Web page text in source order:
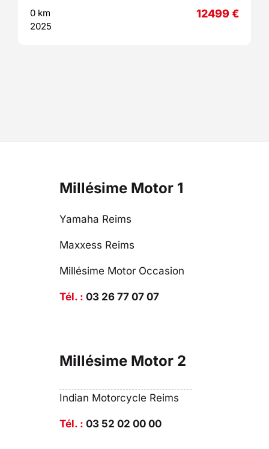
0 km
2025
12499€
Millésime Motor 1
Yamaha Reims
Maxxess Reims
Millésime Motor Occasion
Tél. : 03 26 77 07 07
Millésime Motor 2
Indian Motorcycle Reims
Tél. : 03 52 02 00 00